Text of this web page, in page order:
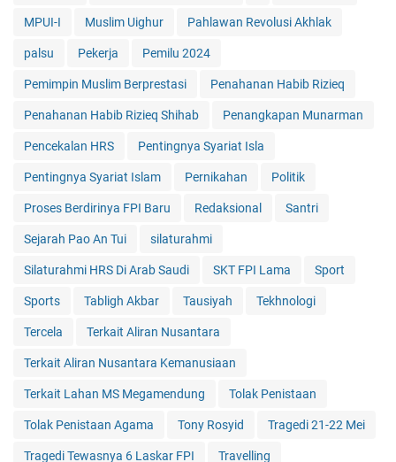
MPUI-I Muslim Uighur Pahlawan Revolusi Akhlak
palsu Pekerja Pemilu 2024
Pemimpin Muslim Berprestasi Penahanan Habib Rizieq
Penahanan Habib Rizieq Shihab Penangkapan Munarman
Pencekalan HRS Pentingnya Syariat Isla
Pentingnya Syariat Islam Pernikahan Politik
Proses Berdirinya FPI Baru Redaksional Santri
Sejarah Pao An Tui silaturahmi
Silaturahmi HRS Di Arab Saudi SKT FPI Lama Sport
Sports Tabligh Akbar Tausiyah Tekhnologi
Tercela Terkait Aliran Nusantara
Terkait Aliran Nusantara Kemanusiaan
Terkait Lahan MS Megamendung Tolak Penistaan
Tolak Penistaan Agama Tony Rosyid Tragedi 21-22 Mei
Tragedi Tewasnya 6 Laskar FPI Travelling